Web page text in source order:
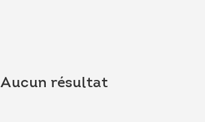
Aucun résultat